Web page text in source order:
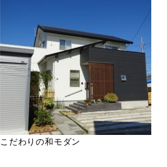
こだわりの和モダン